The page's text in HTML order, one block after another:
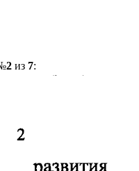
2из 7: